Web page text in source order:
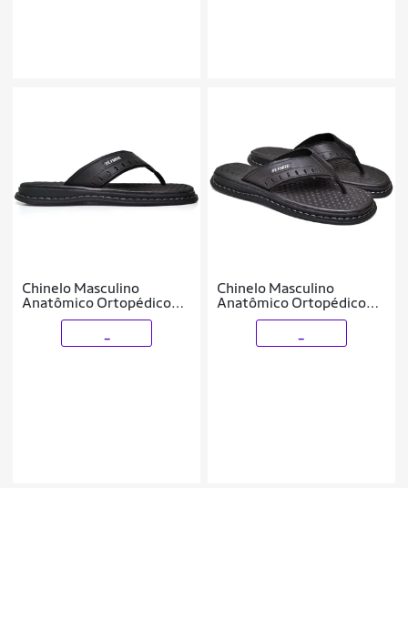
Chinelo Masculino
Anatômico Ortopédico
Sandália Antistress
Chinelo Masculino
Anatômico Ortopédico
Antistress em Couro